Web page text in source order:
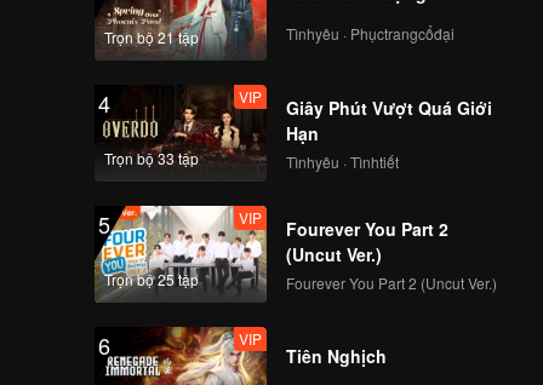
full of perfume
stunned He Jiong!
EP10：The
refrigerator family
sent a surprise, He
cry！
Trọn bộ 21 tập Tìnhyêu · Phụctrangcổđại
4
Trọn bộ 33 tập
VIP
Giây Phút Vượt Quá Giới
Hạn
Tìnhyêu · Tìnhtiết
5
Trọn bộ 25 tập
VIP
Fourever You Part 2
(Uncut Ver.)
Fourever You Part 2 (Uncut Ver.)
6 VIP
Tiên Nghịch